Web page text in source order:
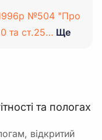
№504 "Про
та ст.25… Ще
та пологах
відкритий